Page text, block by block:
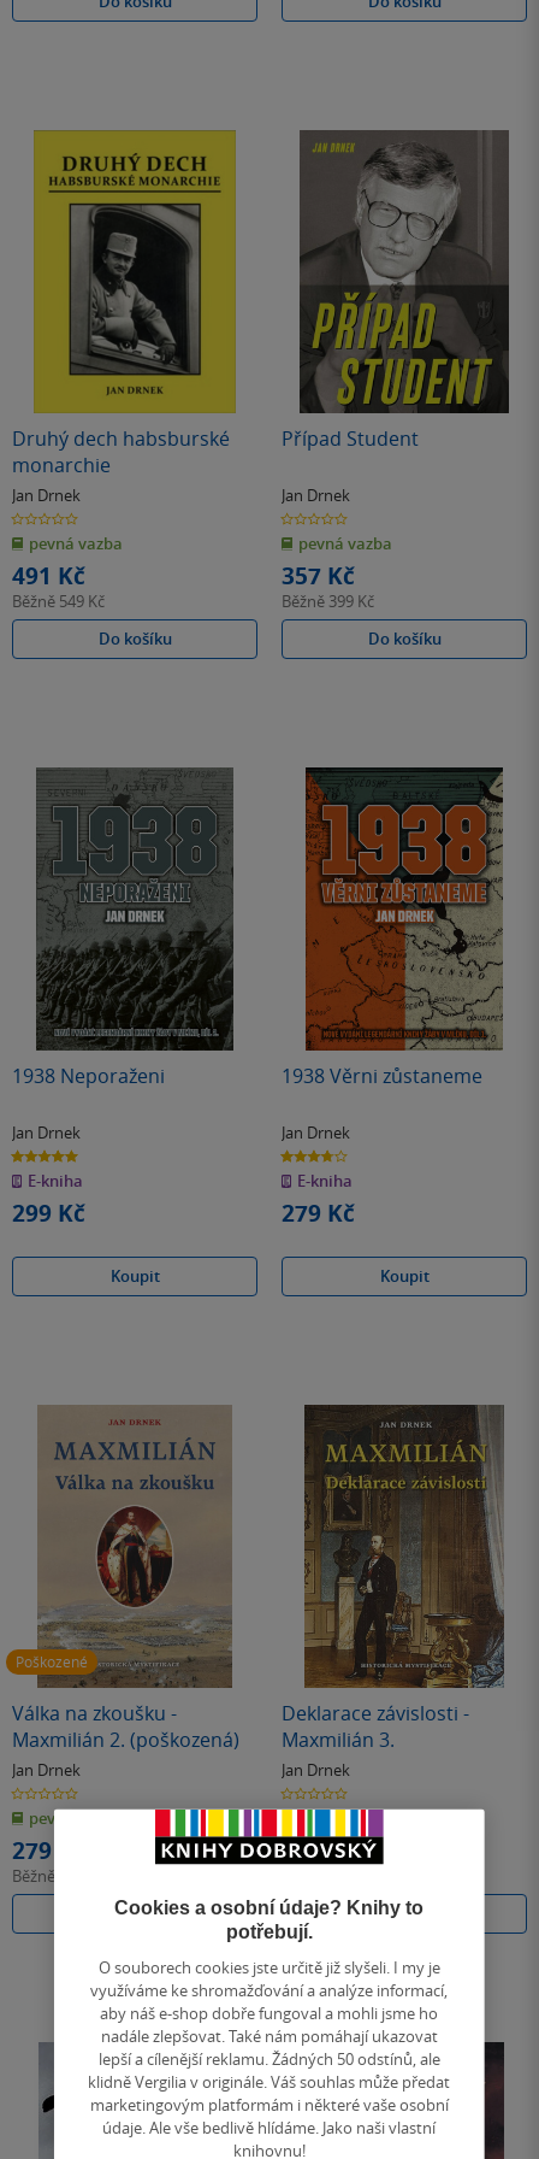
Druhý dech habsburské
monarchie
Jan Drnek
0.0
z
5
hvězdiček
pevná vazba
491 Kč
Běžně 549 Kč
Do košíku
Případ Student
Jan Drnek
0.0
z
5
hvězdiček
pevná vazba
357 Kč
Běžně 399 Kč
Do košíku
1938 Neporaženi
Jan Drnek
5.0
z
5
hvězdiček
E-kniha
299 Kč
Koupit
1938 Věrni zůstaneme
Jan Drnek
3.8
z
5
hvězdiček
E-kniha
279 Kč
Koupit
Poškozené
Válka na zkoušku -
Maxmilián 2. (poškozená)
Jan Drnek
0.0
z
5
hvězdiček
pevná vazba
279 Kč
Běžně
Do košíku
Deklarace závislosti -
Maxmilián 3.
Jan Drnek
0.0
z
447 Kč
Do košíku
Cookies a osobní údaje? Knihy to
potřebují.
O souborech cookies jste určitě již slyšeli. I my je
využíváme ke shromažďování a analýze informací,
aby náš e-shop dobře fungoval a mohli jsme ho
nadále zlepšovat. Také nám pomáhají ukazovat
lepší a cílenější reklamu. Žádných 50 odstínů, ale
klidně Vergilia v originále. Váš souhlas může předat
marketingovým platformám i některé vaše osobní
údaje. Ale vše bedlivě hlídáme. Jako naši vlastní
knihovnu!